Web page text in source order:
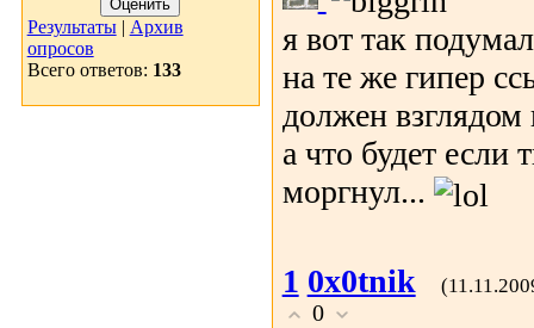
Результаты| Архив
опросов
Всего ответов: 133
я вот так
на те же гипер
должен
а что будет если
моргнул...
1 0x0tnik
0